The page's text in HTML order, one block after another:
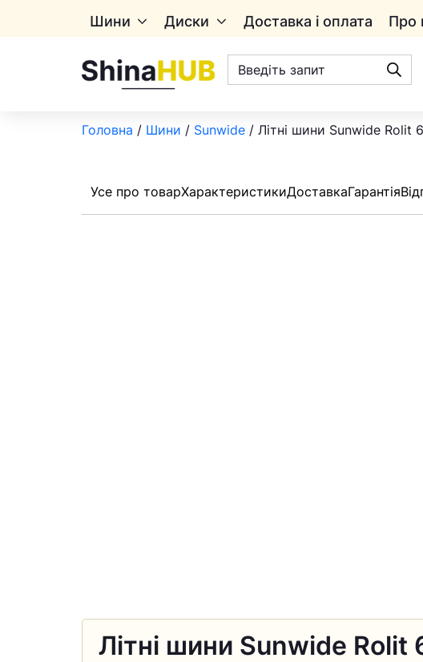
Шини Диски Доставка і оплата Про
Пошук
товарів
Головна / Шини / Sunwide / Літні шини Sunwide Rolit
Усе про товарХарактеристикиДоставкаГарантія
Літні шини Sunwide Rolit